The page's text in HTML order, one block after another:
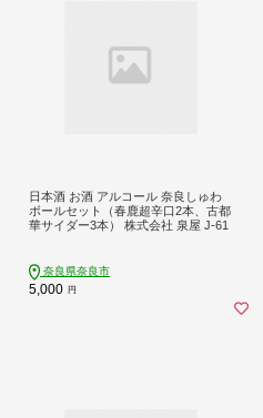
日本酒 お酒 アルコール 奈良しゅわ
ボールセット（春鹿超辛口2本、古都
華サイダー3本） 株式会社 泉屋 J-61
奈良県奈良市
5,000 円